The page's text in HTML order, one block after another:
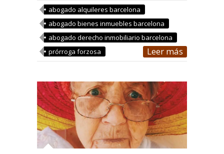
abogado alquileres barcelona
abogado bienes inmuebles barcelona
abogado derecho inmobiliario barcelona
prórroga forzosa
Leer más